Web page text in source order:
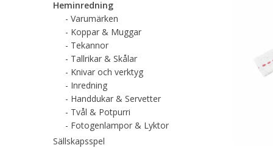
Heminredning
Varumärken
Koppar & Muggar
Tekannor
Tallrikar & Skålar
Knivar och verktyg
Inredning
Handdukar & Servetter
Tvål & Potpurri
Fotogenlampor & Lyktor
Sällskapsspel